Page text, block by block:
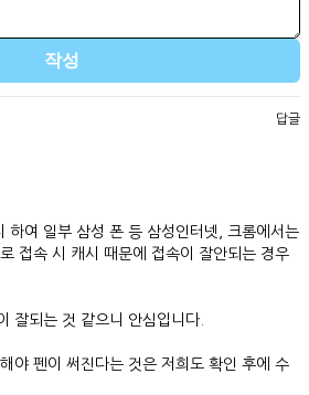
작성
답글
하여 일부 삼성 폰 등 삼성인터넷, 크롬에서는
접속 시 캐시 때문에 접속이 잘안되는 경우
잘되는 것 같으니 안심입니다.
야 펜이 써진다는 것은 저희도 확인 후에 수